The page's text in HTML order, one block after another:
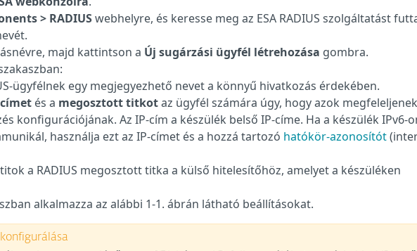
> RADIUSwebhelyre, és keresse meg az ESA RADIUS szolgáltatást
majd kattintson a Új sugárzási ügyfél létrehozása gombra.
ügyfélnek egy megjegyezhető nevet a könnyű hivatkozás érdekében.
és a megosztott titkotaz ügyfél számára úgy, hogy azok
konfigurációjának. Az IP-cím a készülék belső IP-címe. Ha a készülék IPv6-
használja ezt az IP-címet és a hozzá tartozó hatókör-azonosítót
a RADIUS megosztott titka a külső hitelesítőhöz, amelyet a készüléken
alkalmazza az alábbi 1-1. ábrán látható beállításokat.